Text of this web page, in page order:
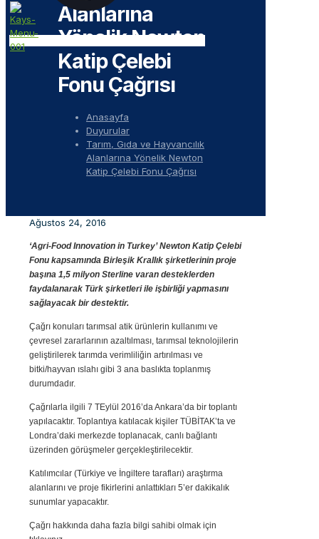
Alanlarına
Yönelik Newton
Katip Çelebi
Fonu Çağrısı
Anasayfa
Duyurular
Tarım, Gıda ve Hayvancılık
Alanlarına Yönelik Newton
Katip Çelebi Fonu Çağrısı
Ağustos 24, 2016
‘Agri-Food Innovation in Turkey’ Newton Katip Çelebi
Fonu kapsamında Birleşik Krallık şirketlerinin proje
başına 1,5 milyon Sterline varan desteklerden
faydalanarak Türk şirketleri ile işbirliği yapmasını
sağlayacak bir destektir.
Çağrı konuları tarımsal atik ürünlerin kullanımı ve
çevresel zararlarının azaltılması, tarımsal teknolojilerin
geliştirilerek tarımda verimliliğin artırılması ve
bitki/hayvan ıslahı gibi 3 ana baslıkta toplanmış
durumdadır.
Çağrılarla ilgili 7 TEylül 2016’da Ankara’da bir toplantı
yapılacaktır. Toplantıya katılacak kişiler TÜBİTAK’ta ve
Londra’daki merkezde toplanacak, canlı bağlantı
üzerinden görüşmeler gerçekleştirilecektir.
Katılımcılar (Türkiye ve İngiltere tarafları) araştırma
alanlarını ve proje fikirlerini anlattıkları 5’er dakikalık
sunumlar yapacaktır.
Çağrı hakkında daha fazla bilgi sahibi olmak için